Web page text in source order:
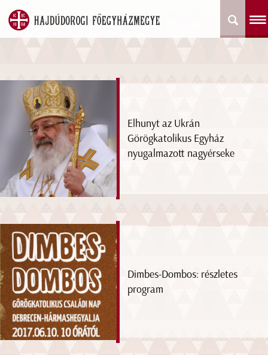
Elhunyt az Ukrán
Görögkatolikus Egyház
nyugalmazott nagyérseke
Dimbes-Dombos: részletes
program